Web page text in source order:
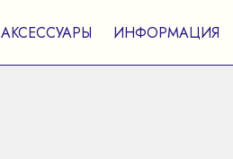
АКСЕССУАРЫ ИНФОРМАЦИЯ